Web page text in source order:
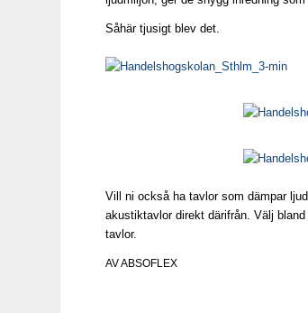
Såhär tjusigt blev det.
Vill ni också ha tavlor som dämpar
akustiktavlor direkt därifrån. Välj
tavlor.
AVABSOFLEX